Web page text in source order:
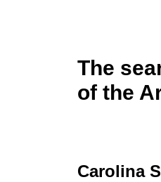
The
of the
Carolina